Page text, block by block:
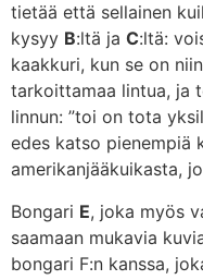
tietää että sellainen
kysyy B:ltä ja C:ltä:
kaakkuri, kun se on
tarkoittamaa lintua, ja
linnun: ”toi on tota
edes katso pienempiä
amerikanjääkuikasta,
Bongari E, joka myös
saamaan mukavia
bongari F:n kanssa,